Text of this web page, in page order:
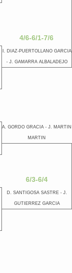
4/6-6/1-7/6
I. DIAZ-PUERTOLLANO GARCIA
- J. GAMARRA ALBALADEJO
A. GORDO GRACIA - J. MARTIN
MARTIN
6/3-6/4
D. SANTIGOSA SASTRE - J.
GUTIERREZ GARCIA